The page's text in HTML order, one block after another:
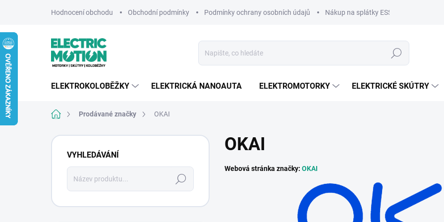
Hodnocení obchodu Obchodní podmínky Podmínky ochrany osobních údajů Nákup na splátky ESSOX Nákup
Hledat
ELEKTROKOLOBĚŽKY ELEKTRICKÁ NANOAUTA ELEKTROMOTORKY ELEKTRICKÉ SKÚTRY
Domů Prodávané značky OKAI
P
n
VYHLEDÁVÁNÍ
Hledat
OKAI
Webová stránka značky: OKAI